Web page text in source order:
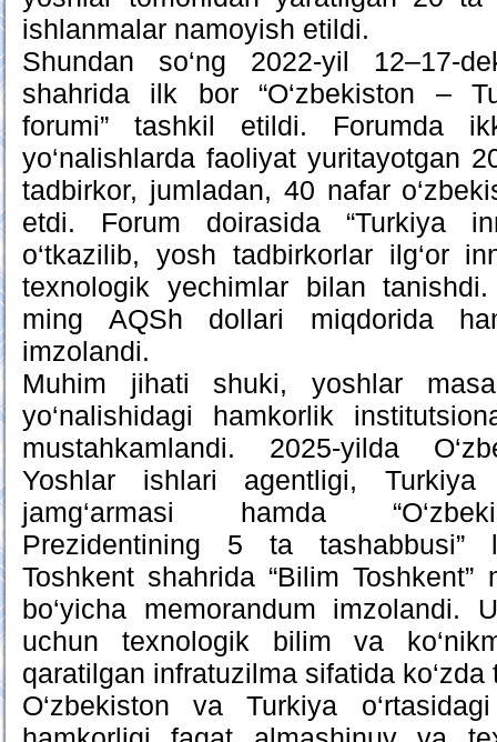
ishlanmalar namoyish etildi.
Shundan so‘ng 2022-yil 12–17-
shahrida ilk bor “O‘zbekiston –
forumi” tashkil etildi. Forumda
yo‘nalishlarda faoliyat yuritayotgan
tadbirkor, jumladan, 40 nafar
etdi. Forum doirasida “Turkiya
o‘tkazilib, yosh tadbirkorlar ilg‘or
texnologik yechimlar bilan
ming AQSh dollari miqdorida
imzolandi.
Muhim jihati shuki, yoshlar
yo‘nalishidagi hamkorlik
mustahkamlandi. 2025-yilda
Yoshlar ishlari agentligi, Turkiya
jamg‘armasi hamda
Prezidentining 5 ta tashabbusi”
Toshkent shahrida “Bilim
bo‘yicha memorandum imzolandi.
uchun texnologik bilim va
qaratilgan infratuzilma sifatida ko‘zda
O‘zbekiston va Turkiya